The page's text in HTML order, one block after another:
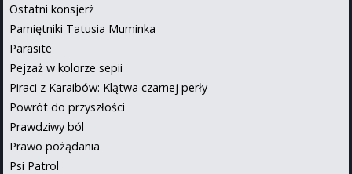
Ostatni konsjerż
Pamiętniki Tatusia Muminka
Parasite
Pejzaż w kolorze sepii
Piraci z Karaibów: Klątwa czarnej perły
Powrót do przyszłości
Prawdziwy ból
Prawo pożądania
Psi Patrol